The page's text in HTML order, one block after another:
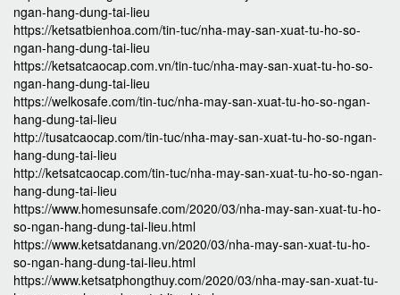
ngan-hang-dung-tai-lieu
https://ketsatbienhoa.com/tin-tuc/nha-may-san-xuat-tu-ho-so-
ngan-hang-dung-tai-lieu
https://ketsatcaocap.com.vn/tin-tuc/nha-may-san-xuat-tu-ho-so-
ngan-hang-dung-tai-lieu
https://welkosafe.com/tin-tuc/nha-may-san-xuat-tu-ho-so-ngan-
hang-dung-tai-lieu
http://tusatcaocap.com/tin-tuc/nha-may-san-xuat-tu-ho-so-ngan-
hang-dung-tai-lieu
http://ketsatcaocap.com/tin-tuc/nha-may-san-xuat-tu-ho-so-ngan-
hang-dung-tai-lieu
https://www.homesunsafe.com/2020/03/nha-may-san-xuat-tu-ho-
so-ngan-hang-dung-tai-lieu.html
https://www.ketsatdanang.vn/2020/03/nha-may-san-xuat-tu-ho-
so-ngan-hang-dung-tai-lieu.html
https://www.ketsatphongthuy.com/2020/03/nha-may-san-xuat-tu-